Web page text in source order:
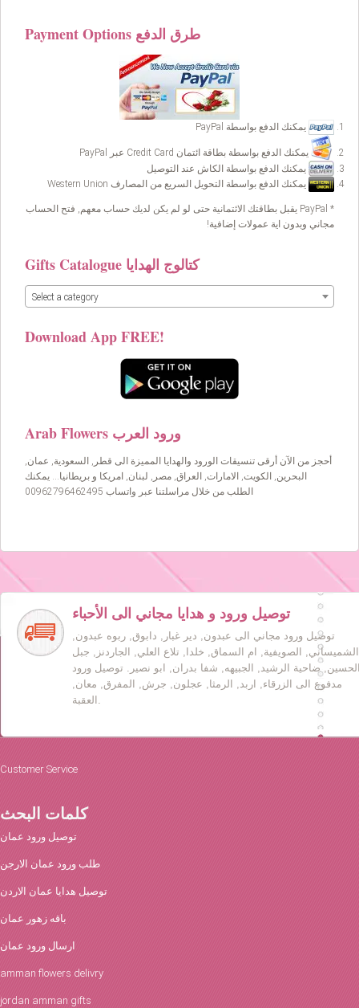
Payment Options طرق الدفع
يمكنك الدفع بواسطة PayPal
يمكنك الدفع بواسطة بطاقة ائتمان Credit Card عبر PayPal
يمكنك الدفع بواسطة الكاش عند التوصيل
يمكنك الدفع بواسطة التحويل السريع من المصارف Western Union
* PayPal يقبل بطاقتك الائتمانية حتى لو لم يكن لديك حساب معهم, فتح الحساب
مجاني وبدون اية عمولات إضافية!
Gifts Catalogue كتالوج الهدايا
Select a category
Download App FREE!
Arab Flowers ورود العرب
أحجز من الآن أرقى تنسيقات الورود والهدايا المميزة الى قطر, السعودية, عمان,
البحرين, الكويت, الامارات, العراق, مصر, لبنان, امريكا و بريطانيا… يمكنك
الطلب من خلال مراسلتنا عبر واتساب 00962796462495
توصيل ورود و هدايا مجاني الى الأحباء
توصيل ورود مجاني الى عبدون, دير غبار, دابوق, ربوه عبدون,
الشميساني, الصويفية, ام السماق, خلدا, تلاع العلي, الجاردنز, جبل
ضاحية الرشيد, الجبيهه, شفا بدران, ابو نصير. توصيل ورود
مدفوع الى الزرقاء, اربد, الرمثا, عجلون, جرش, المفرق, معان,
Customer Service
كلمات البحث
توصيل ورود عمان
طلب ورود عمان الارجن
توصيل هدايا عمان الاردن
باقه زهور عمان
ارسال ورود عمان
amman flowers delivry
jordan amman gifts